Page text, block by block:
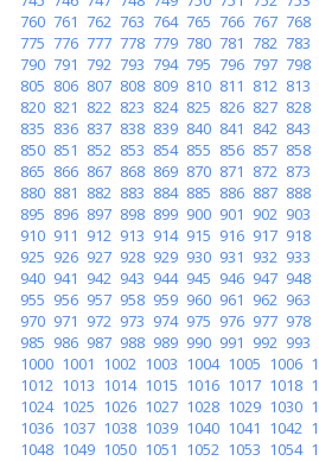
760 761 762 763 764 765 766 767 768
775 776 777 778 779 780 781 782 783
790 791 792 793 794 795 796 797 798
805 806 807 808 809 810 811 812 813
820 821 822 823 824 825 826 827 828
835 836 837 838 839 840 841 842 843
850 851 852 853 854 855 856 857 858
865 866 867 868 869 870 871 872 873
880 881 882 883 884 885 886 887 888
895 896 897 898 899 900 901 902 903
910 911 912 913 914 915 916 917 918
925 926 927 928 929 930 931 932 933
940 941 942 943 944 945 946 947 948
955 956 957 958 959 960 961 962 963
970 971 972 973 974 975 976 977 978
985 986 987 988 989 990 991 992 993
1000 1001 1002 1003 1004 1005 1006
1012 1013 1014 1015 1016 1017 1018
1024 1025 1026 1027 1028 1029 1030
1036 1037 1038 1039 1040 1041 1042
1048 1049 1050 1051 1052 1053 1054